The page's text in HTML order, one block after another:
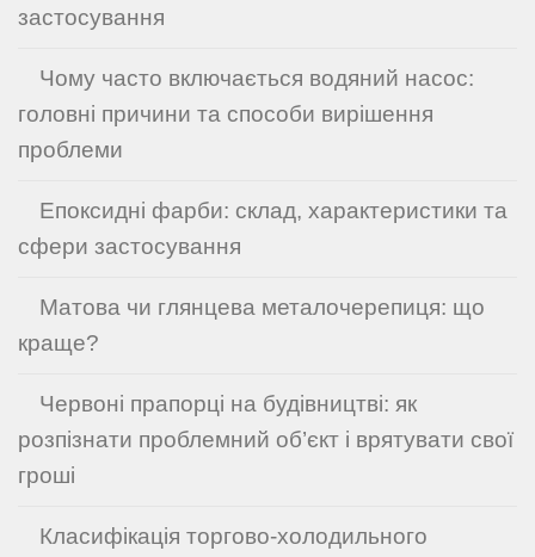
застосування
Чому часто включається водяний насос:
головні причини та способи вирішення
проблеми
Епоксидні фарби: склад, характеристики та
сфери застосування
Матова чи глянцева металочерепиця: що
краще?
Червоні прапорці на будівництві: як
розпізнати проблемний об’єкт і врятувати свої
гроші
Класифікація торгово-холодильного